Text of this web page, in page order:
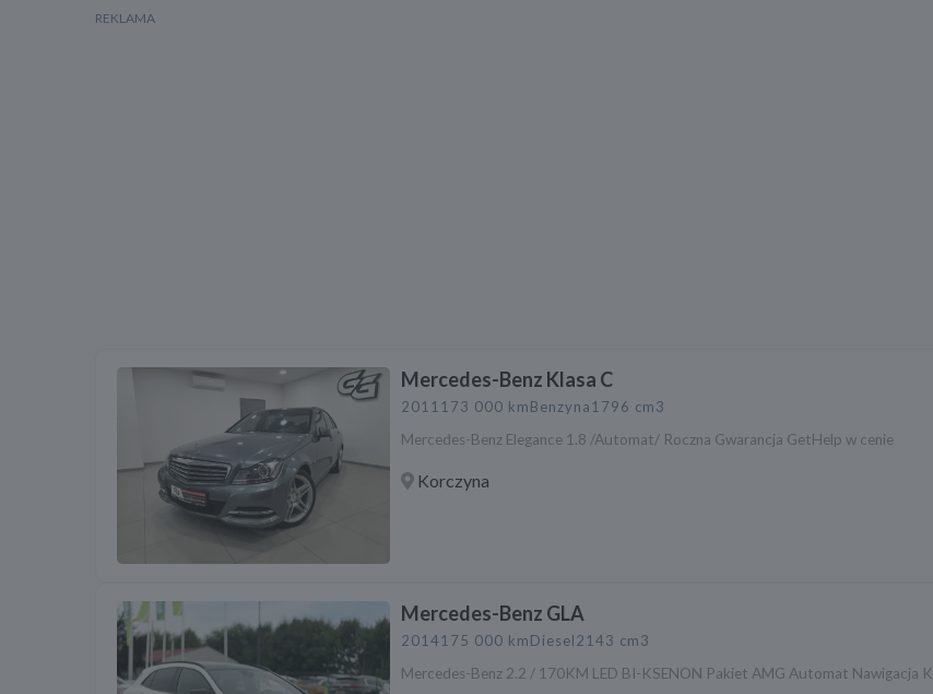
Mercedes-Benz Klasa C
2011 173 000 kmBenzyna1796 cm3
Mercedes-Benz Elegance 1.8 /Automat/ Roczna Gwarancja GetHelp w cenie
Korczyna
Mercedes-Benz GLA
2014175 000 kmDiesel2143 cm3
Mercedes-Benz 2.2 / 170KM LED BI-KSENON Pakiet AMG Automat Nawigacja K